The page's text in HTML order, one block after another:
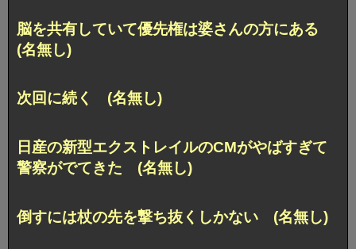
脳を共有していて優先権は婆さんの方にある
(名無し)
次回に続く (名無し)
日産の新型エクストレイルのCMがやばすぎて
警察がでてきた (名無し)
倒すには杖の先を撃ち抜くしかない (名無し)